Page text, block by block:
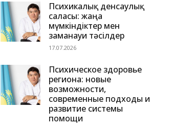
Психикалық денсаулық
саласы: жаңа
мүмкіндіктер мен
заманауи тәсілдер
17.07.2026
Психическое здоровье
региона: новые
возможности,
современные подходы и
развитие системы
помощи